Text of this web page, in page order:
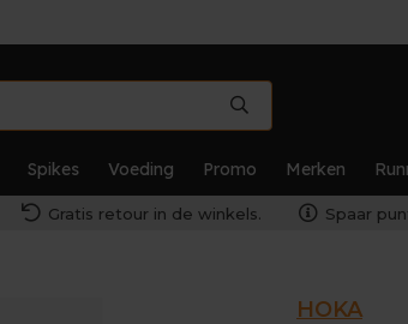
Spikes Voeding Promo Merken
Gratis retour in de winkels. Spaar
HOKA